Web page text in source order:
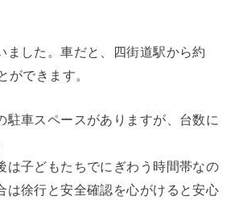
ました。車だと、四街道駅から約
ができます。
駐車スペースがありますが、台数に
は子どもたちでにぎわう時間帯なの
は徐行と安全確認を心がけると安心